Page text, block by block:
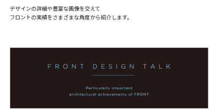
デザインの詳細や豊富な画像を交えて
フロントの実績をさまざまな角度から紹介します。